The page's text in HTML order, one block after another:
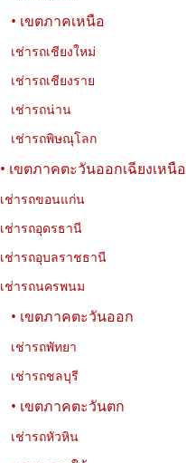
• เขตภาคเหนือ
เช่ารถเชียงใหม่
เช่ารถเชียงราย
เช่ารถน่าน
เช่ารถพิษณุโลก
• เขตภาคตะวันออกเฉียงเหนือ
เช่ารถขอนแก่น
เช่ารถอุดรธานี
เช่ารถอุบลราชธานี
เช่ารถนครพนม
• เขตภาคตะวันออก
เช่ารถพัทยา
เช่ารถชลบุรี
• เขตภาคตะวันตก
เช่ารถหัวหิน